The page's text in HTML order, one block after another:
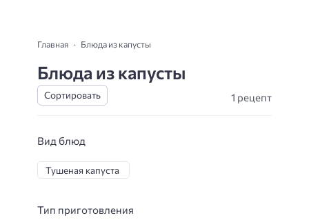
Главная Блюда из капусты
Блюда из капусты
1 рецепт
Вид блюд
Тушеная капуста
Тип приготовления